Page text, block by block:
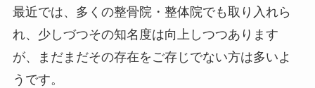
最近では、多くの整骨院・整体院でも取り入れら
れ、少しづつその知名度は向上しつつあります
が、まだまだその存在をご存じでない方は多いよ
うです。